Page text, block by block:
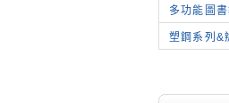
多功能圖
塑鋼系列&